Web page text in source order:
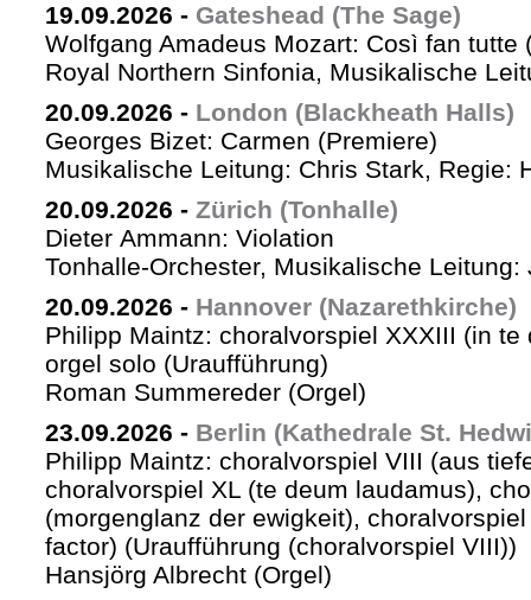
19.09.2026 - Gateshead (The Sage)
Wolfgang Amadeus Mozart: Così fan tutte
Royal Northern Sinfonia, Musikalische
20.09.2026 - London (Blackheath Halls)
Georges Bizet: Carmen (Premiere)
Musikalische Leitung: Chris Stark, Regie:
20.09.2026 - Zürich (Tonhalle)
Dieter Ammann: Violation
Tonhalle-Orchester, Musikalische Leitung:
20.09.2026 - Hannover (Nazarethkirche)
Philipp Maintz: choralvorspiel XXXIII (in te
orgel solo (Uraufführung)
Roman Summereder (Orgel)
23.09.2026 - Berlin (Kathedrale St.
Philipp Maintz: choralvorspiel VIII (aus
choralvorspiel XL (te deum laudamus),
(morgenglanz der ewigkeit),
factor) (Uraufführung (choralvorspiel VIII))
Hansjörg Albrecht (Orgel)